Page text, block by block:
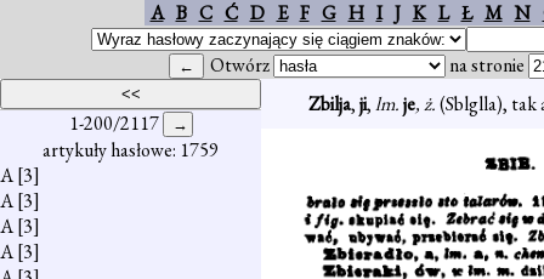
A B C Ć D E F G H I J K L Ł M N
Otwórz na stronie
1-200/2117
artykuły hasłowe: 1759
A[3]
A[3]
A[3]
A[3]
Zbilja,ji,lm.je, ż.(Sblglla), tak